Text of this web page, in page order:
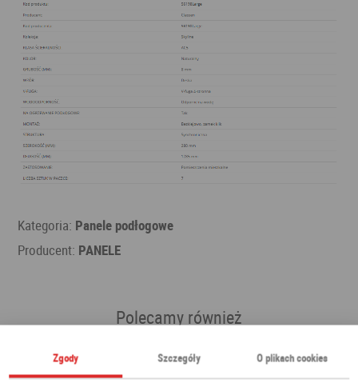
Kategoria: Panele podłogowe
Producent: PANELE
Polecamy również
Zgody Szczegóły O plikach cookies